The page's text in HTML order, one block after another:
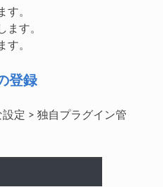
す。
ます。
す。
登録
設定 > 独自プラグイン管